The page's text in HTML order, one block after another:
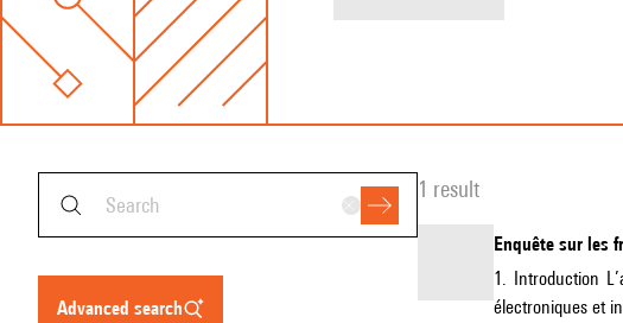
advanced search
1 result
Enquête sur les
1. Introduction
électroniques et